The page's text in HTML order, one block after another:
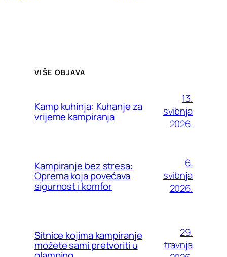
VIŠE OBJAVA
Kamp kuhinja: Kuhanje za
vrijeme kampiranja
13.
svibnja
2026.
Kampiranje bez stresa:
Oprema koja povećava
sigurnost i komfor
6.
svibnja
2026.
Sitnice kojima kampiranje
možete sami pretvoriti u
29.
travnja